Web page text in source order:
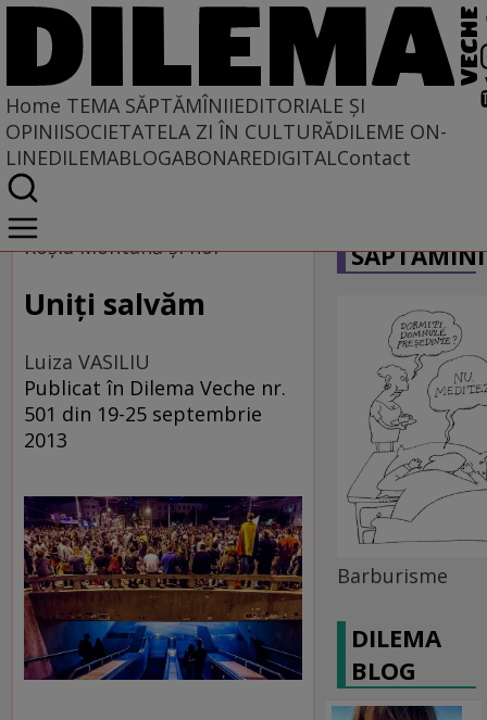
Home TEMA SĂPTĂMÎNIIEDITORIALE ȘI
OPINIISOCIETATELA ZI ÎN CULTURĂDILEME ON-
LINEDILEMABLOGABONAREDIGITALContact
Home
Tema săptămînii
Roşia Montană şi noi
Uniţi salvăm
Luiza VASILIU
Publicat în Dilema Veche nr.
501 din 19-25 septembrie
2013
Barburisme
DILEMA
BLOG